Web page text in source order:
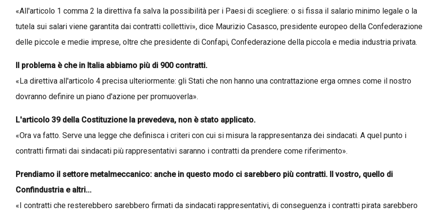
«All'articolo 1 comma 2 la direttiva fa salva la possibilità per i Paesi di scegliere: o si fissa il salario minimo legale o la
tutela sui salari viene garantita dai contratti collettivi», dice Maurizio Casasco, presidente europeo della Confederazione
delle piccole e medie imprese, oltre che presidente di Confapi, Confederazione della piccola e media industria privata.
Il problema è che in Italia abbiamo più di 900 contratti.
«La direttiva all'articolo 4 precisa ulteriormente: gli Stati che non hanno una contrattazione erga omnes come il nostro
dovranno definire un piano d'azione per promuoverla».
L'articolo 39 della Costituzione la prevedeva, non è stato applicato.
«Ora va fatto. Serve una legge che definisca i criteri con cui si misura la rappresentanza dei sindacati. A quel punto i
contratti firmati dai sindacati più rappresentativi saranno i contratti da prendere come riferimento».
Prendiamo il settore metalmeccanico: anche in questo modo ci sarebbero più contratti. Il vostro, quello di
Confindustria e altri...
«I contratti che resterebbero sarebbero firmati da sindacati rappresentativi, di conseguenza i contratti pirata sarebbero